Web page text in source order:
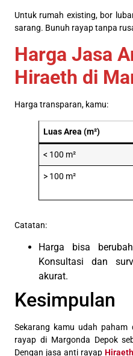
Untuk rumah existing, bor
sarang. Bunuh rayap tanpa
Harga Jasa
Hiraeth di
Harga transparan, kamu:
Luas Area (m²)
< 100 m²
> 100 m²
Catatan:
Harga bisa
Konsultasi dan
akurat.
Kesimpulan
Sekarang kamu udah paham
rayap di Margonda Depok
Dengan jasa anti rayap